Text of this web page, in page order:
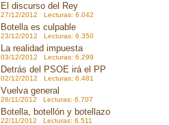
El discurso del Rey
27/12/2012 Lecturas: 6.042
Botella es culpable
23/12/2012 Lecturas: 6.350
La realidad impuesta
03/12/2012 Lecturas: 6.299
Detrás del PSOE irá el PP
02/12/2012 Lecturas: 6.481
Vuelva general
26/11/2012 Lecturas: 6.707
Botella, botellón y botellazo
22/11/2012 Lecturas: 6.511